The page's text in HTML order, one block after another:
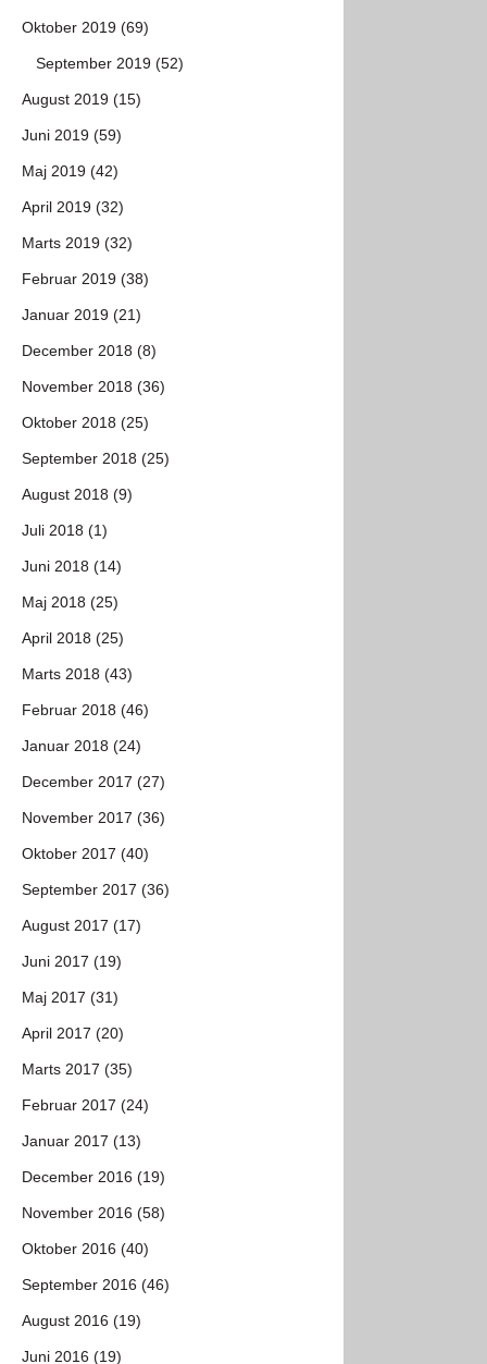
Oktober 2019 (69)
September 2019 (52)
August 2019 (15)
Juni 2019 (59)
Maj 2019 (42)
April 2019 (32)
Marts 2019 (32)
Februar 2019 (38)
Januar 2019 (21)
December 2018 (8)
November 2018 (36)
Oktober 2018 (25)
September 2018 (25)
August 2018 (9)
Juli 2018 (1)
Juni 2018 (14)
Maj 2018 (25)
April 2018 (25)
Marts 2018 (43)
Februar 2018 (46)
Januar 2018 (24)
December 2017 (27)
November 2017 (36)
Oktober 2017 (40)
September 2017 (36)
August 2017 (17)
Juni 2017 (19)
Maj 2017 (31)
April 2017 (20)
Marts 2017 (35)
Februar 2017 (24)
Januar 2017 (13)
December 2016 (19)
November 2016 (58)
Oktober 2016 (40)
September 2016 (46)
August 2016 (19)
Juni 2016 (19)